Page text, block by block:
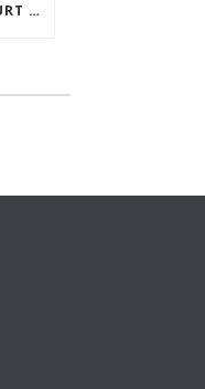
VISITE PARTAGÉE À WALCOURT : UNE DÉMARCHE PARTICIPATIVE ANIMÉE PAR ESPACE ENVIRONNEMENT